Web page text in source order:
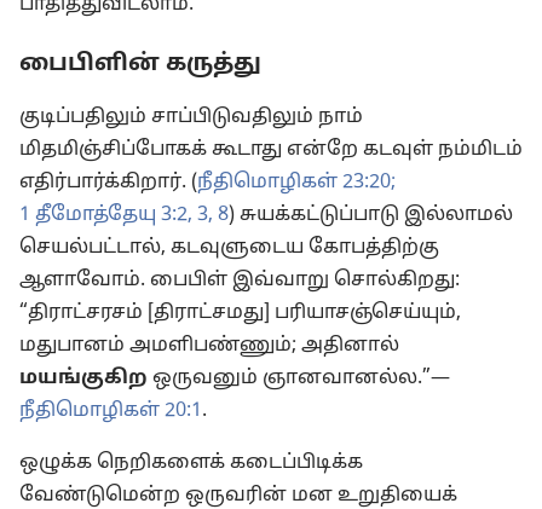
பாதித்துவிடலாம்.
பைபிளின் கருத்து
குடிப்பதிலும் சாப்பிடுவதிலும் நாம்
மிதமிஞ்சிப்போகக் கூடாது என்றே கடவுள் நம்மிடம்
எதிர்பார்க்கிறார். (நீதிமொழிகள் 23:20;
1 தீமோத்தேயு 3:2, 3, 8) சுயக்கட்டுப்பாடு இல்லாமல்
செயல்பட்டால், கடவுளுடைய கோபத்திற்கு
ஆளாவோம். பைபிள் இவ்வாறு சொல்கிறது:
“திராட்சரசம் [திராட்சமது] பரியாசஞ்செய்யும்,
மதுபானம் அமளிபண்ணும்; அதினால்
மயங்குகிற ஒருவனும் ஞானவானல்ல.”—
நீதிமொழிகள் 20:1 .
ஒழுக்க நெறிகளைக் கடைப்பிடிக்க
வேண்டுமென்ற ஒருவரின் மன உறுதியைக்